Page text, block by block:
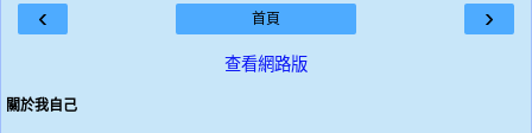
‹ ›
首頁
查看網路版
關於我自己